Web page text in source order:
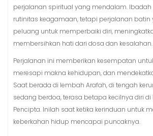
perjalanan spiritual yang mendalam.
rutinitas keagamaan, tetapi perjalanan
peluang untuk memperbaiki diri,
membersihkan hati dari dosa dan kesalahan.
Perjalanan ini memberikan kesempatan
meresapi makna kehidupan, dan
Saat berada di lembah Arafah, di tengah
sedang berdoa, terasa betapa kecilnya diri
Pencipta. Inilah saat ketika kerinduan untuk
keberkahan hidup mencapai puncaknya.